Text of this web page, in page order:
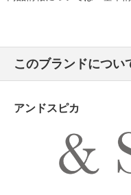
このブランドについ
アンドスピカ